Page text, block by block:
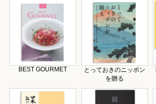
BEST GOURMET
とっておきのニッポン
を贈る